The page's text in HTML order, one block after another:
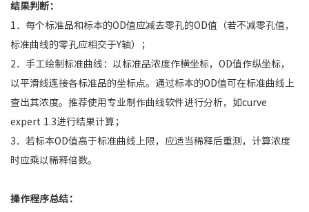
结果判断：
1．每个标准品和标本的OD值应减去零孔的OD值（若不减零孔值，
标准曲线的零孔应相交于Y轴）；
2．手工绘制标准曲线：以标准品浓度作横坐标，OD值作纵坐标，
以平滑线连接各标准品的坐标点。通过标本的OD值可在标准曲线上
查出其浓度。推荐使用专业制作曲线软件进行分析，如curve
expert 1.3进行结果计算；
3．若标本OD值高于标准曲线上限，应适当稀释后重测，计算浓度
时应乘以稀释倍数。
操作程序总结：